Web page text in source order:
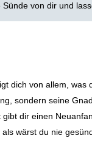
von dir und
dich von allem, was
sondern seine
gibt dir einen
wärst du nie